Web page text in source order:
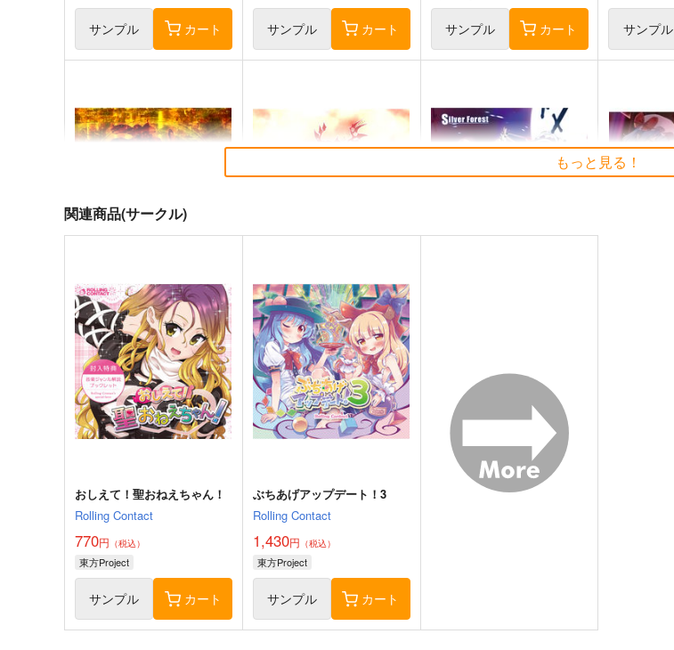
サンプル カート サンプル カート サンプル カート サンプル
東方剛欲異聞～水没した沈愁
地獄
黄昏フロンティア
2,200円 （税込）
東方Project
サンプル カート
東方紅魔郷～
the Embodiment of Scarlet
Devil～
上海アリス幻樂団
1,100円（税込）
東方Project
サンプル カート
東方Project 十六夜 咲夜
サンプル カート
もっと見る！
関連商品(サークル)
おしえて！聖おねえちゃん！
Rolling Contact
770円 （税込）
東方Project
サンプル カート
ぶちあげアップデート！3
Rolling Contact
1,430円 （税込）
東方Project
サンプル カート